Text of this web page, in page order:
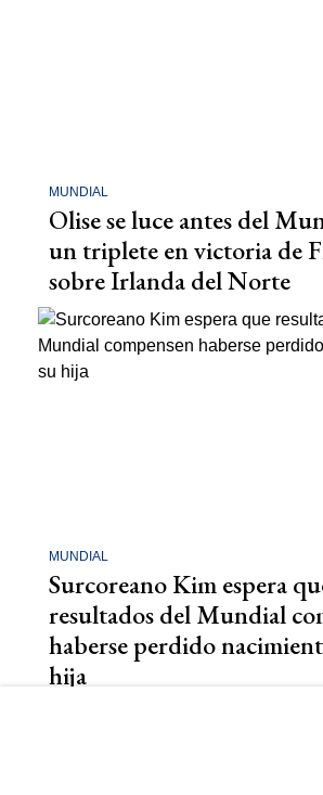
MUNDIAL
Olise se luce antes del
un triplete en victoria de
sobre Irlanda del Norte
MUNDIAL
Surcoreano Kim espera
resultados del Mundial
haberse perdido
hija